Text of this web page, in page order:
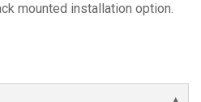
mounted installation option.